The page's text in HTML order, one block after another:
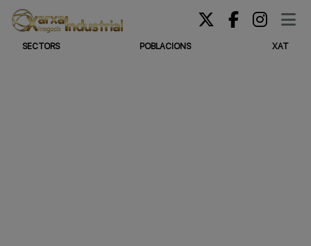
SECTORS POBLACIONS XAT